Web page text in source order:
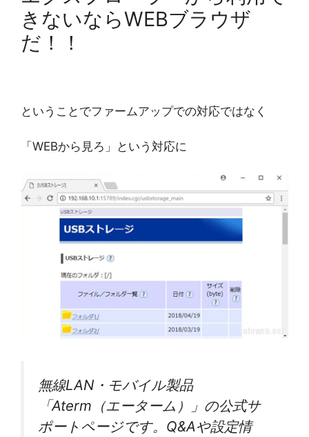
きないならWEBブラウザ
だ！！
ということでファームアップでの対応ではなく
「WEBから見ろ」という対応に
無線LAN・モバイル製品
「Aterm（エーターム）」の公式サ
ポートページです。Q&Aや設定情